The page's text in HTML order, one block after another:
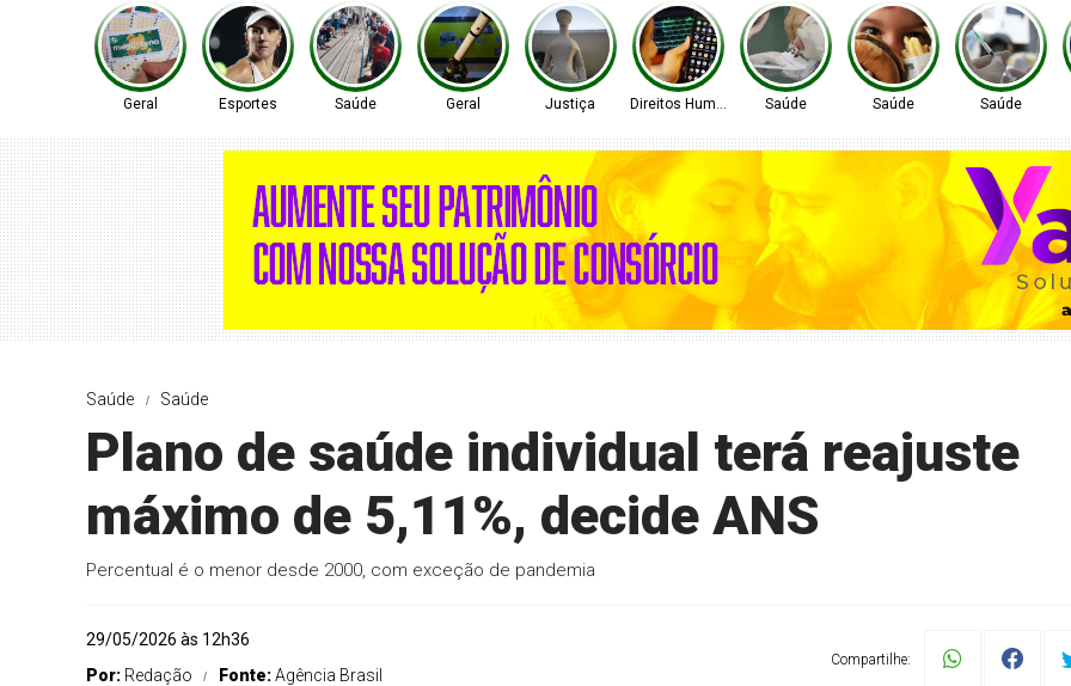
Geral Esportes Saúde Geral Justiça Direitos Humanos Saúde Saúde Saúde
Saúde Saúde
Plano de saúde individual terá reajuste
máximo de 5,11%, decide ANS
Percentual é o menor desde 2000, com exceção de pandemia
29/05/2026 às 12h36
Por: Redação Fonte:Agência Brasil
Compartilhe: